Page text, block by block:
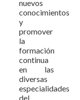
nuevos
conocimientos
y
promover
la
formación
continua
en las
diversas
especialidades
del